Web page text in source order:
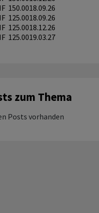
150.0018.09.26
125.0018.09.26
125.0018.12.26
125.0019.03.27
zum Thema
Posts vorhanden